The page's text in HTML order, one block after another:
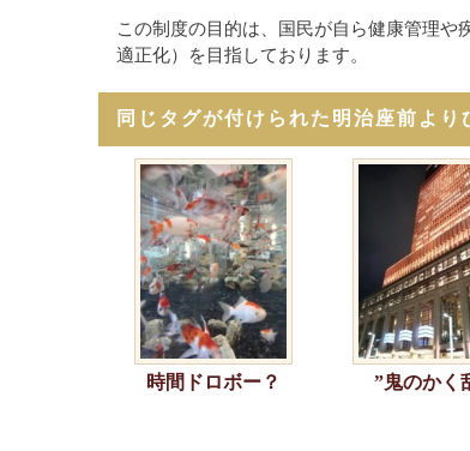
この制度の目的は、国民が自ら健康管理
適正化）を目指しております。
同じタグが付けられた明治座前より
時間ドロボー？ ”鬼のかく